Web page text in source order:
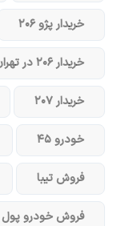
خریدار پژو ۲۰۶
خریدار ۲۰۶ در تهران
خریدار ۲۰۷
خودرو ۴۵
فروش تیبا
فروش خودرو پول